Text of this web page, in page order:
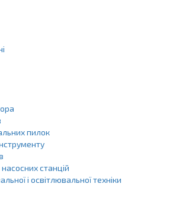
пилок
станцій
і освітлювальної техніки